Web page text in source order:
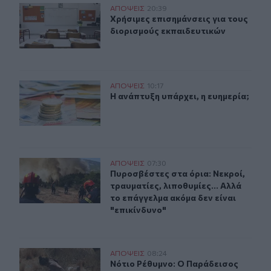
Χρήσιμες επισημάνσεις για τους διορισμούς
ΑΠΟΨΕΙΣ 20:39
Χρήσιμες επισημάνσεις για τους
Χρήσιμες επισημάνσεις για τους
διορισμούς εκπαιδευτικών
Η ανάπτυξη υπάρχει, η ευημερία;
ΑΠΟΨΕΙΣ 10:17
Η ανάπτυξη υπάρχει, η ευημερία;
Η ανάπτυξη υπάρχει, η ευημερία;
Πυροσβέστες στα όρια: Νεκροί, τραυματίες,
ΑΠΟΨΕΙΣ 07:30
Πυροσβέστες στα όρια: Νεκροί,
Πυροσβέστες στα όρια: Νεκροί,
τραυματίες, λιποθυμίες... Αλλά
το επάγγελμα ακόμα δεν είναι
"επικίνδυνο"
Νότιο Ρέθυμνο: Ο Παράδεισος απ’ την Κόλαση απέχει
ΑΠΟΨΕΙΣ 08:24
Νότιο Ρέθυμνο: Ο Παράδεισος απ’
Νότιο Ρέθυμνο: Ο Παράδεισος